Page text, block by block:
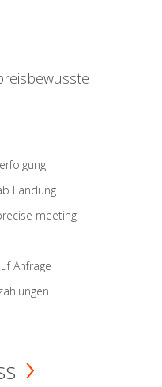
Landung
meeting
Anfrage